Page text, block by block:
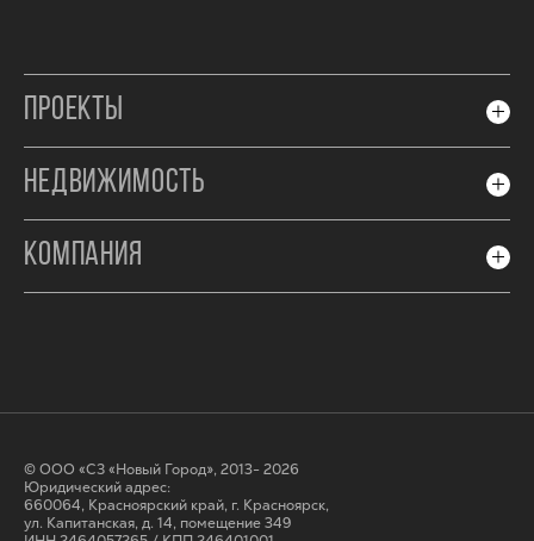
ПРОЕКТЫ
НЕДВИЖИМОСТЬ
КОМПАНИЯ
© ООО «СЗ «Новый Город», 2013- 2026
Юридический адрес:
660064, Красноярский край, г. Красноярск,
ул. Капитанская, д. 14, помещение 349